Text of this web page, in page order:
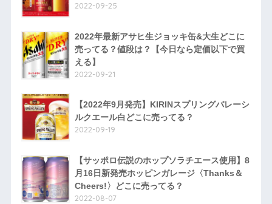
2022-09-25
2022年最新アサヒ生ジョッキ缶&大生どこに
売ってる？値段は？【今日なら定価以下で買
える】
2022-09-21
【2022年9月発売】KIRINスプリングバレーシ
ルクエール白どこに売ってる？
2022-09-19
【サッポロ伝説のホップソラチエース使用】8
月16日新発売ホッピンガレージ〈Thanks＆
Cheers!〉どこに売ってる？
2022-08-07